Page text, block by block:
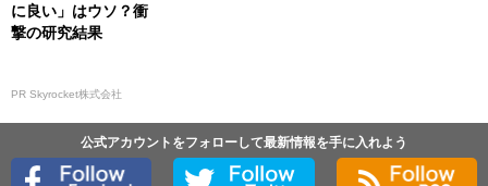
に良い」はウソ？衝
撃の研究結果
PR Skyrocket株式会社
公式アカウントをフォローして最新情報を手に入れよう